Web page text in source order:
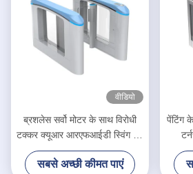
वीडियो
ब्रशलेस सर्वो मोटर के साथ विरोधी
टक्कर क्यूआर आरएफआईडी स्विंग गेट
टर्नस्टाइल
सबसे अच्छी कीमत पाएं
पेंटिंग